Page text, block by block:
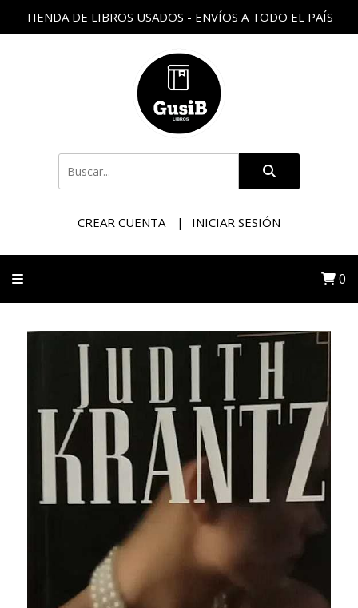
TIENDA DE LIBROS USADOS - ENVÍOS A TODO EL PAÍS
CREAR CUENTA INICIAR SESIÓN
0